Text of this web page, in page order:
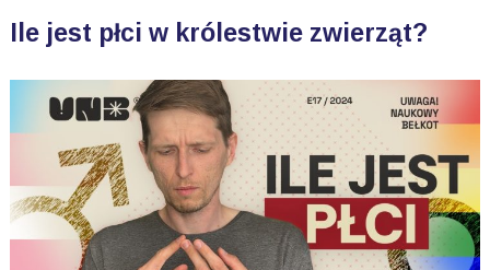
Ile jest płci w królestwie zwierząt?